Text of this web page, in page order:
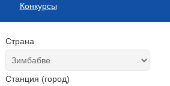
Конкурсы
Страна
Станция (город)